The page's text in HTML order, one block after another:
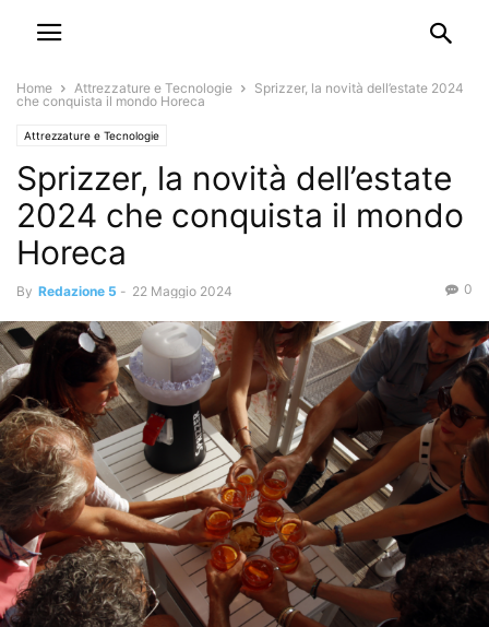
Home Attrezzature e Tecnologie
Sprizzer, la novità dell’estate 2024
che conquista il mondo Horeca
Attrezzature e Tecnologie
Sprizzer, la novità dell’estate
2024 che conquista il mondo
Horeca
By Redazione 5 - 22 Maggio 2024 0